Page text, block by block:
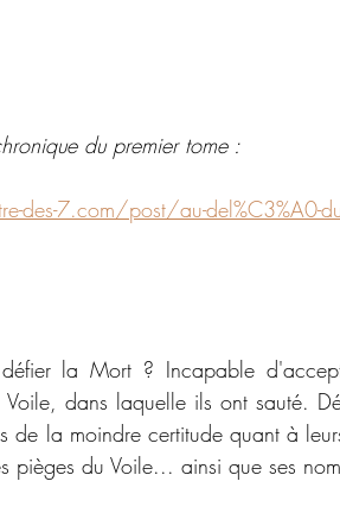
du premier tome :
7.com/post/au-del%C3%A0-du-
la Mort ? Incapable
dans laquelle ils ont sauté.
de la moindre certitude quant à
pièges du Voile... ainsi que ses